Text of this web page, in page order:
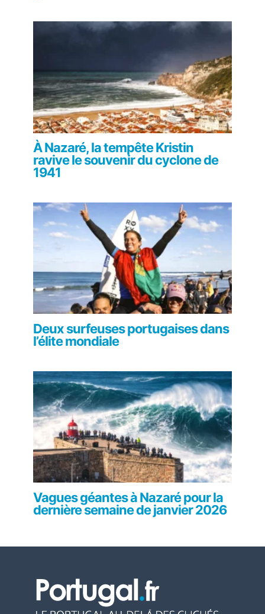
À Nazaré, la tempête Kristin
ravive le souvenir du cyclone de
1941
Deux surfeuses portugaises dans
l’élite mondiale
Vagues géantes à Nazaré pour la
dernière semaine de janvier 2026